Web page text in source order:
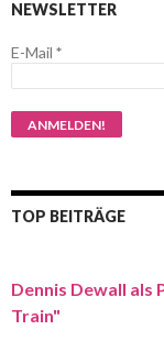
NEWSLETTER
E-Mail *
TOP BEITRÄGE
Dennis Dewall als
Train"